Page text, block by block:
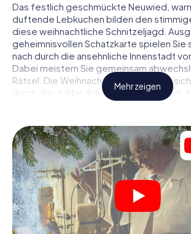
Das festlich geschmückte Neuwied,
duftende Lebkuchen bilden den
diese weihnachtliche Schnitzeljagd.
geheimnisvollen Schatzkarte spielen Sie
nach durch die ansehnliche Innenstadt
Dabei meistern Sie gemeinsam
Rätsel. Die Weihnachtsthematik zieht
durch das X-Mas Adventure in Neuwied.
Weise erfahren Sie faszinierende
Hinweise richtig zu deuten und anderen
stets einen Schritt voraus zu sein?
Der Weihnachtsmarkt von
Zwischenstopp
Stellen Sie ein kompetentes Team aus
Familienmitgliedern zusammen und
gemeinsam auf eine weihnachtliche
Mehr zeigen